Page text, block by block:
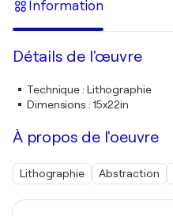
Information
Détails de l'œuvre
Technique: Lithographie
Dimensions : 15x22in
À propos de l'oeuvre
Lithographie Abstraction